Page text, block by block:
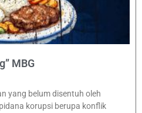
MBG
yang belum disentuh oleh
korupsi berupa konflik